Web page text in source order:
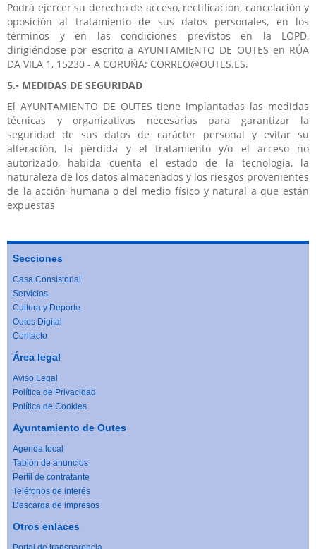
Podrá ejercer su derecho de acceso, rectificación, cancelación y
oposición al tratamiento de sus datos personales, en los
términos y en las condiciones previstos en la LOPD,
dirigiéndose por escrito a AYUNTAMIENTO DE OUTES en RÚA
DA VILA 1, 15230 - A CORUÑA; CORREO@OUTES.ES.
5.- MEDIDAS DE SEGURIDAD
El AYUNTAMIENTO DE OUTES tiene implantadas las medidas
técnicas y organizativas necesarias para garantizar la
seguridad de sus datos de carácter personal y evitar su
alteración, la pérdida y el tratamiento y/o el acceso no
autorizado, habida cuenta el estado de la tecnología, la
naturaleza de los datos almacenados y los riesgos provenientes
de la acción humana o del medio físico y natural a que están
expuestas
Secciones
Casa Consistorial
Servicios
Cultura y Deporte
Outes Digital
Contacto
Área legal
Aviso Legal
Política de Privacidad
Política de Cookies
Ayuntamiento de Outes
Agenda local
Tablón de anuncios
Perfil de contratante
Teléfonos de interés
Descarga de impresos
Otros enlaces